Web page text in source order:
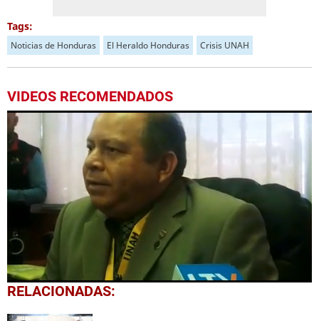
Tags:
Noticias de Honduras El Heraldo Honduras Crisis UNAH
VIDEOS RECOMENDADOS
0
seconds
RELACIONADAS: